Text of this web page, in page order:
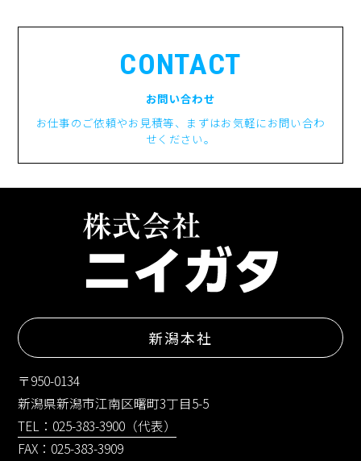
CONTACT
お問い合わせ
お仕事のご依頼やお見積等、まずはお気軽にお問い合わ
せください。
新潟本社
〒950-0134
新潟県新潟市江南区曙町3丁目5-5
TEL：025-383-3900（代表）
FAX：025-383-3909